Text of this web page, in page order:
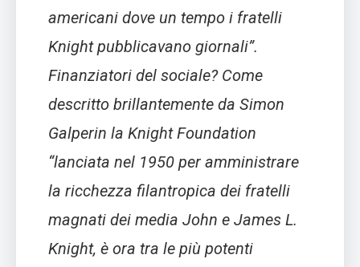
americani dove un tempo i fratelli
Knight pubblicavano giornali”.
Finanziatori del sociale? Come
descritto brillantemente da Simon
Galperin la Knight Foundation
“lanciata nel 1950 per amministrare
la ricchezza filantropica dei fratelli
magnati dei media John e James L.
Knight, è ora tra le più potenti